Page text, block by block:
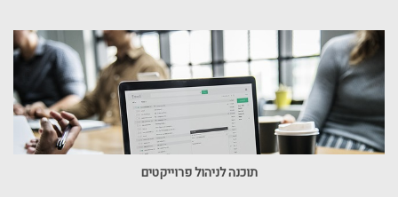
תוכנה לניהול פרוייקטים